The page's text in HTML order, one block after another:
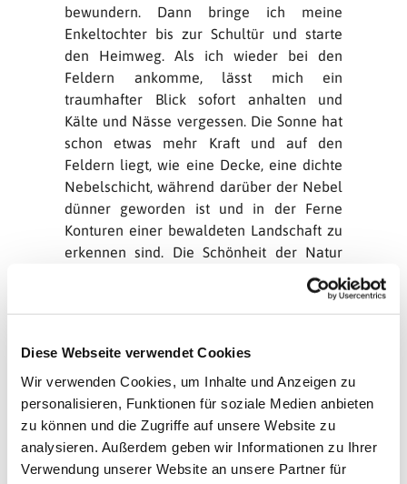
Diese Webseite verwendet Cookies
Wir verwenden Cookies, um Inhalte und Anzeigen zu
personalisieren, Funktionen für soziale Medien anbieten
zu können und die Zugriffe auf unsere Website zu
analysieren. Außerdem geben wir Informationen zu Ihrer
Verwendung unserer Website an unsere Partner für
bewundern. Dann bringe ich meine
Enkeltochter bis zur Schultür und starte
den Heimweg. Als ich wieder bei den
Feldern ankomme, lässt mich ein
traumhafter Blick sofort anhalten und
Kälte und Nässe vergessen. Die Sonne hat
schon etwas mehr Kraft und auf den
Feldern liegt, wie eine Decke, eine dichte
Nebelschicht, während darüber der Nebel
dünner geworden ist und in der Ferne
Konturen einer bewaldeten Landschaft zu
erkennen sind. Die Schönheit der Natur
Die Sonne erinnert mich an Jesus als Licht
Ja, ein bewusster Blick auf die Schöpfung
kann uns glücklich machen, auch wenn wir
nicht alles scharf sehen. Mir kam ein Satz
aus dem Korintherbrief in den Sinn. Paulus
sagt, zwar in einem anderen
Zusammenhang, aber passend zu dem